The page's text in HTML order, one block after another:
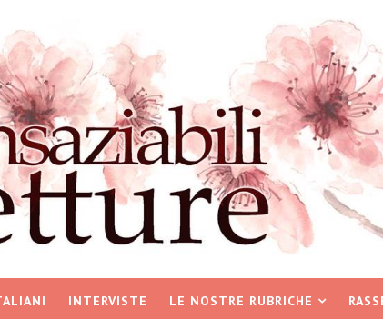
INTERVISTE LE NOSTRE RUBRICHE